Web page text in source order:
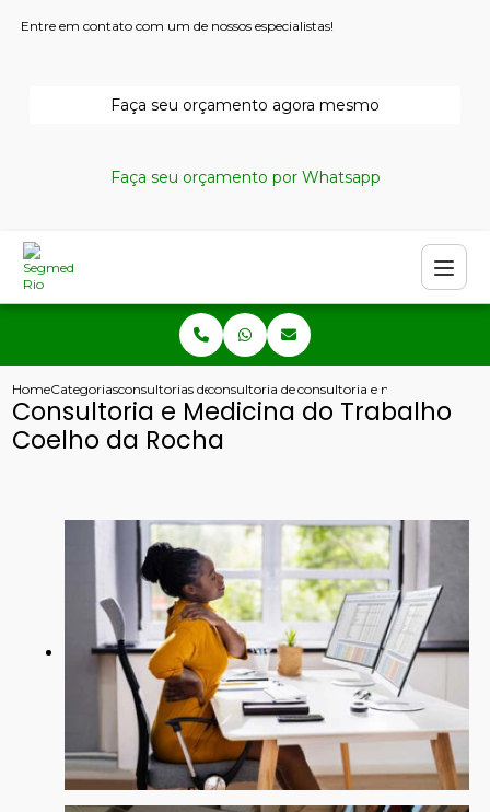
Entre em contato com um de nossos especialistas!
Faça seu orçamento agora mesmo
Faça seu orçamento por Whatsapp
HomeCategoriasconsultorias de seguranca do trabalho
consultoria de seguranca do trabalho
consultoria e medicina do
Consultoria e Medicina do Trabalho
Coelho da Rocha